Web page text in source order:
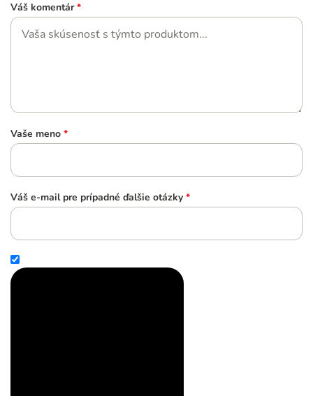
Váš komentár *
Vaše meno *
Váš e-mail pre prípadné ďalšie otázky *